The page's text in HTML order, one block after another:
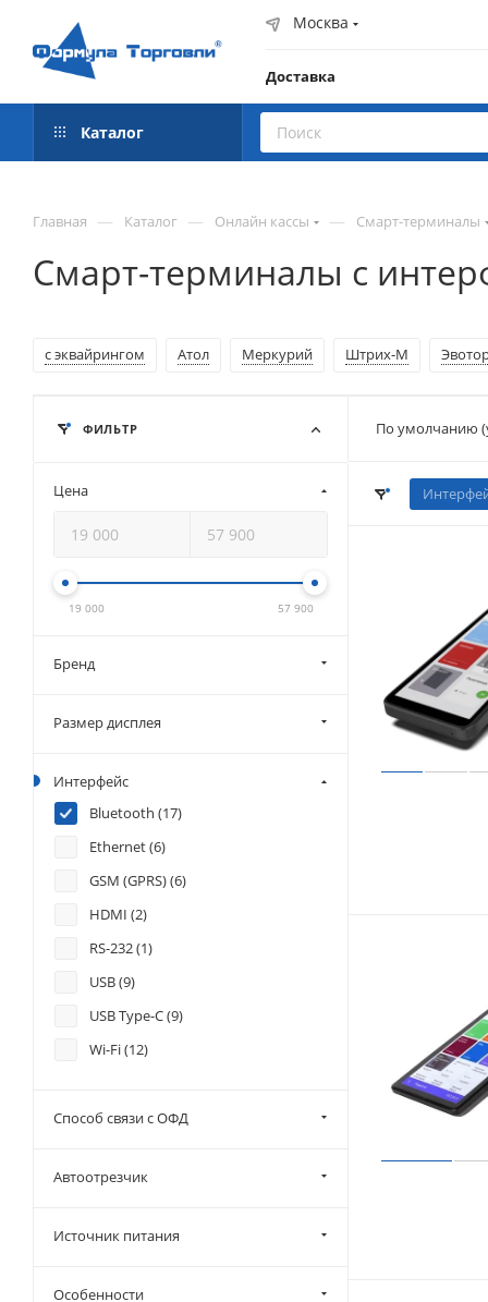
Москва
Доставка
Каталог
Главная — Каталог — Онлайн кассы — Смарт-терминалы
Смарт-терминалы с
с эквайрингом Атол Меркурий Штрих-М
По умолчанию
ФИЛЬТР
Цена
19 000 57 900
Бренд
Размер дисплея
Интерфейс
Bluetooth (17)
Ethernet (6)
GSM (GPRS) (6)
HDMI (2)
RS-232 (1)
USB (9)
USB Type-C (9)
Wi-Fi (12)
Способ связи с ОФД
Автоотрезчик
Источник питания
Особенности